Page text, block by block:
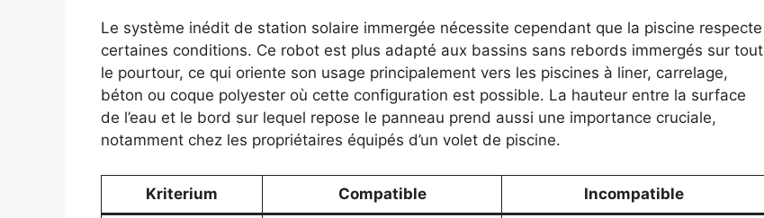
Le système inédit de station solaire immergée nécessite cependant que la piscine respecte
certaines conditions. Ce robot est plus adapté aux bassins sans rebords immergés sur tout
le pourtour, ce qui oriente son usage principalement vers les piscines à liner, carrelage,
béton ou coque polyester où cette configuration est possible. La hauteur entre la surface
de l’eau et le bord sur lequel repose le panneau prend aussi une importance cruciale,
notamment chez les propriétaires équipés d’un volet de piscine.
Kriterium Compatible Incompatible